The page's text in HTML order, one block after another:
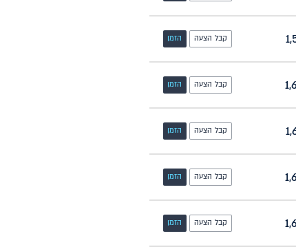
קבל הצעה הזמן
קבל הצעה הזמן
קבל הצעה הזמן
קבל הצעה הזמן
קבל הצעה הזמן